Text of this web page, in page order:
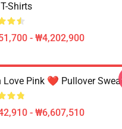
Shirts
- ₩4,202,900
Love Pink ❤️ Pullover
- ₩6,607,510